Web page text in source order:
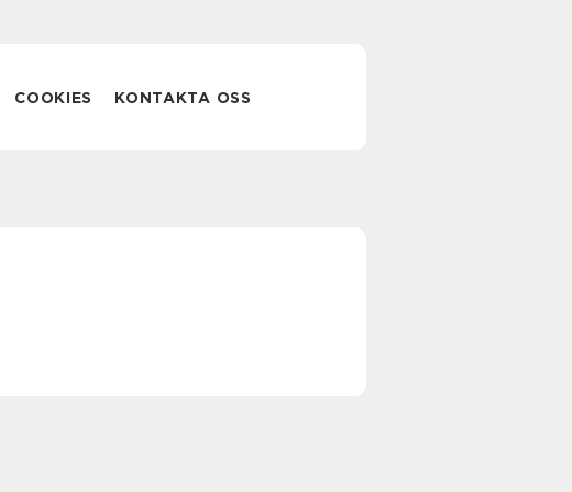
COOKIES KONTAKTA OSS